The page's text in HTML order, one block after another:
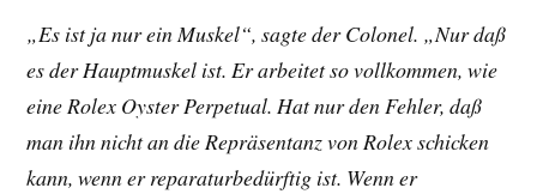
„Es ist ja nur ein Muskel“, sagte der Colonel. „Nur daß
es der Hauptmuskel ist. Er arbeitet so vollkommen, wie
eine Rolex Oyster Perpetual. Hat nur den Fehler, daß
man ihn nicht an die Repräsentanz von Rolex schicken
kann, wenn er reparaturbedürftig ist. Wenn er